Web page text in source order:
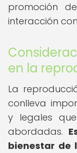
promoción
interacción
en la
La
conlleva
y legales
abordadas.
bienestar de